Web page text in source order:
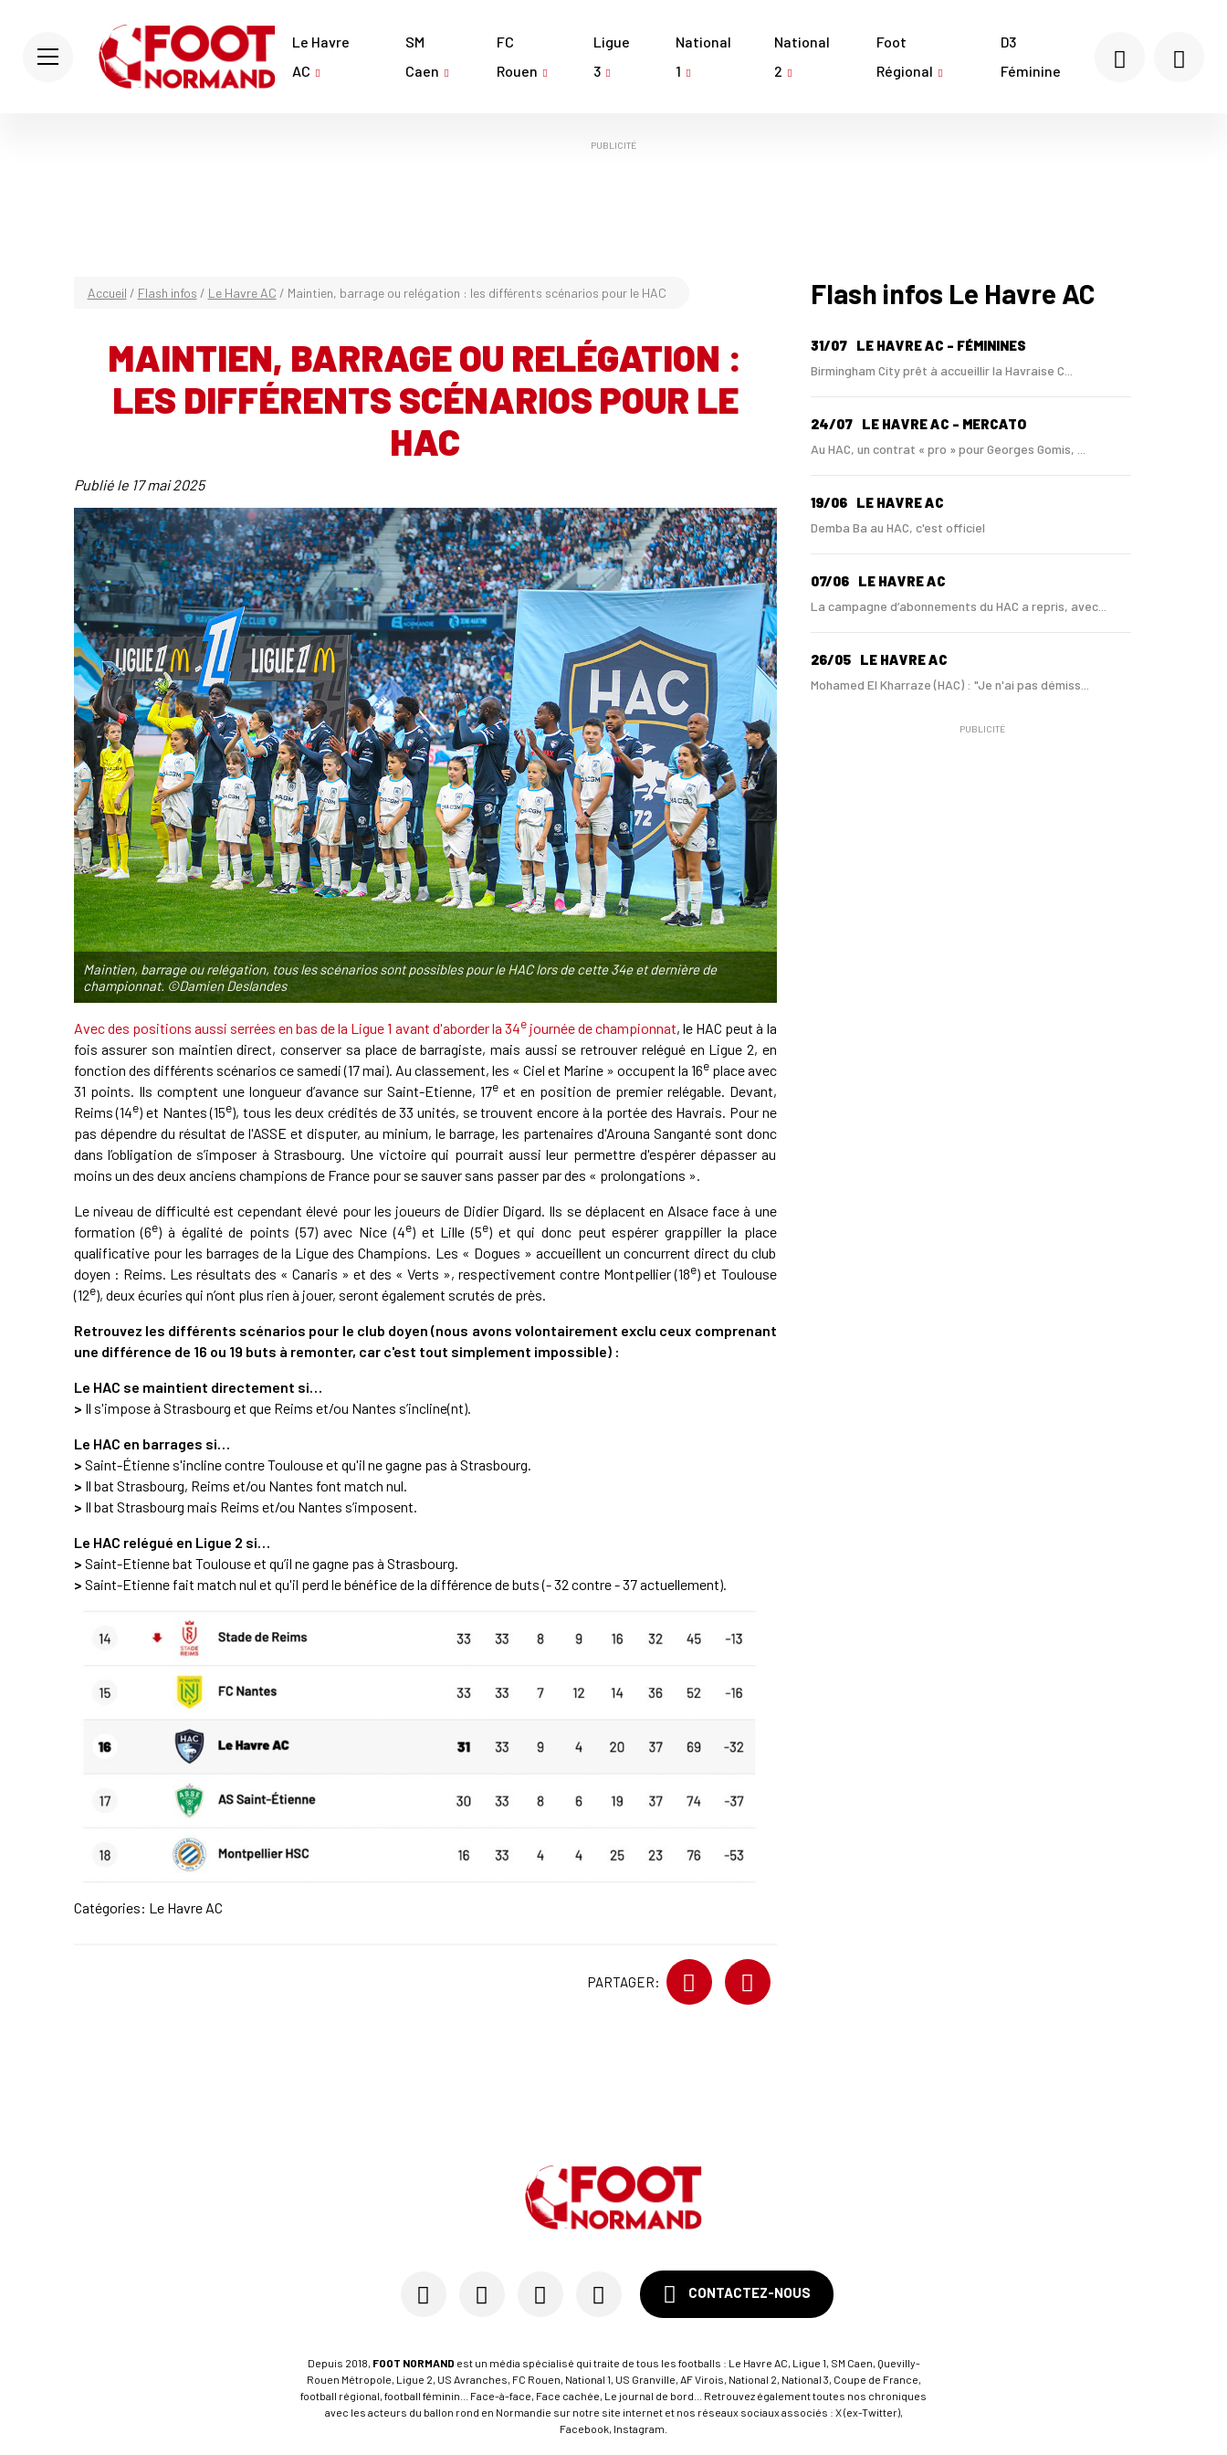
Le Havre
AC
SM
Caen
FC
Rouen
Ligue
3
National
1
National
2
Foot
Régional
D3
Féminine
PUBLICITÉ
Accueil / Flash infos / Le Havre AC / Maintien, barrage ou relégation : les différents scénarios pour le HAC
MAINTIEN, BARRAGE OU RELÉGATION :
LES DIFFÉRENTS SCÉNARIOS POUR LE
HAC
Publié le 17 mai 2025
Maintien, barrage ou relégation, tous les scénarios sont possibles pour le HAC lors de cette 34e et dernière de
championnat. ©Damien Deslandes
Avec des positions aussi serrées en bas de la Ligue 1 avant d'aborder la 34ejournée de championnat, le HAC peut à la
fois assurer son maintien direct, conserver sa place de barragiste, mais aussi se retrouver relégué en Ligue 2, en
fonction des différents scénarios ce samedi (17 mai). Au classement, les « Ciel et Marine » occupent la 16eplace avec
31 points. Ils comptent une longueur d’avance sur Saint-Etienne, 17eet en position de premier relégable. Devant,
Reims (14e) et Nantes (15e), tous les deux crédités de 33 unités, se trouvent encore à la portée des Havrais. Pour ne
pas dépendre du résultat de l'ASSE et disputer, au minium, le barrage, les partenaires d'Arouna Sanganté sont donc
dans l’obligation de s’imposer à Strasbourg. Une victoire qui pourrait aussi leur permettre d'espérer dépasser au
moins un des deux anciens champions de France pour se sauver sans passer par des « prolongations ».
Le niveau de difficulté est cependant élevé pour les joueurs de Didier Digard. Ils se déplacent en Alsace face à une
formation (6e) à égalité de points (57) avec Nice (4e) et Lille (5e) et qui donc peut espérer grappiller la place
qualificative pour les barrages de la Ligue des Champions. Les « Dogues » accueillent un concurrent direct du club
doyen : Reims. Les résultats des « Canaris » et des « Verts », respectivement contre Montpellier (18e) et Toulouse
(12e), deux écuries qui n’ont plus rien à jouer, seront également scrutés de près.
Retrouvez les différents scénarios pour le club doyen (nous avons volontairement exclu ceux comprenant
une différence de 16 ou 19 buts à remonter, car c'est tout simplement impossible) :
Le HAC se maintient directement si…
> Il s'impose à Strasbourg et que Reims et/ou Nantes s’incline(nt).
Le HAC en barrages si…
> Saint-Étienne s'incline contre Toulouse et qu'il ne gagne pas à Strasbourg.
> Il bat Strasbourg, Reims et/ou Nantes font match nul.
> Il bat Strasbourg mais Reims et/ou Nantes s’imposent.
Le HAC relégué en Ligue 2 si…
> Saint-Etienne bat Toulouse et qu’il ne gagne pas à Strasbourg.
> Saint-Etienne fait match nul et qu'il perd le bénéfice de la différence de buts (- 32 contre - 37 actuellement).
Catégories: Le Havre AC
PARTAGER:
Flash infos Le Havre AC
31/07 LE HAVRE AC - FÉMININES
Birmingham City prêt à accueillir la Havraise C...
24/07 LE HAVRE AC - MERCATO
Au HAC, un contrat « pro » pour Georges Gomis, ...
19/06 LE HAVRE AC
Demba Ba au HAC, c'est officiel
07/06 LE HAVRE AC
La campagne d’abonnements du HAC a repris, avec...
26/05 LE HAVRE AC
Mohamed El Kharraze (HAC) : "Je n'ai pas démiss...
PUBLICITÉ
CONTACTEZ-NOUS
Depuis 2018, FOOT NORMAND est un média spécialisé qui traite de tous les footballs : Le Havre AC, Ligue 1, SM Caen, Quevilly-
Rouen Métropole, Ligue 2, US Avranches, FC Rouen, National 1, US Granville, AF Virois, National 2, National 3, Coupe de France,
football régional, football féminin... Face-à-face, Face cachée, Le journal de bord... Retrouvez également toutes nos chroniques
avec les acteurs du ballon rond en Normandie sur notre site internet et nos réseaux sociaux associés : X (ex-Twitter),
Facebook, Instagram.